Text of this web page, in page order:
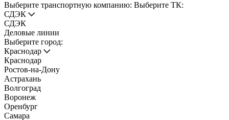
Выберите транспортную компанию: Выберите ТК:
СДЭК
СДЭК
Деловые линии
Выберите город:
Краснодар
Краснодар
Ростов-на-Дону
Астрахань
Волгоград
Воронеж
Оренбург
Самара